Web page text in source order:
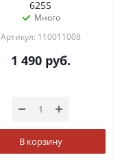
625S
Много
Артикул: 110011008
1 490руб.
В корзину